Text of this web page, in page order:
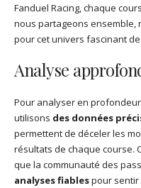
Fanduel Racing, chaque
nous partageons ensemble,
pour cet univers fascinant
Analyse
Pour analyser en
utilisons des données
permettent de déceler les
résultats de chaque course.
que la communauté des
analyses fiablespour sentir